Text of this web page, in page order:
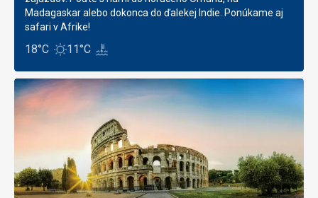
Madagaskar alebo dokonca do ďalekej Indie. Ponúkame aj
safari v Afrike!
18°C 11°C